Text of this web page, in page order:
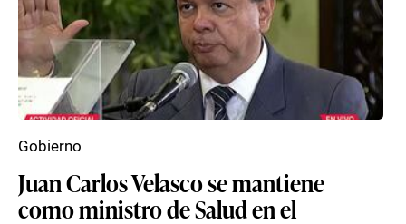
Juan Carlos Velasco se mantiene
como ministro de Salud en el
Gobierno